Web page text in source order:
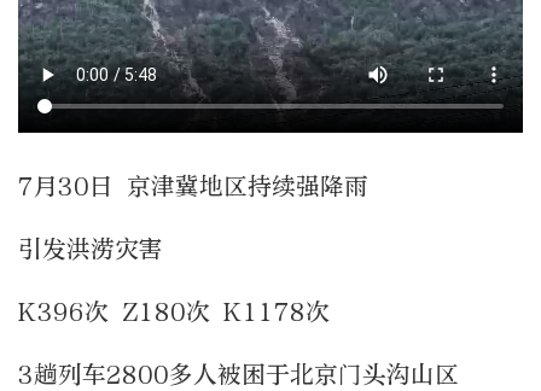
7月30日 京津冀地区持续强降雨
引发洪涝灾害
K396次 Z180次 K1178次
3趟列车2800多人被困于北京门头沟山区